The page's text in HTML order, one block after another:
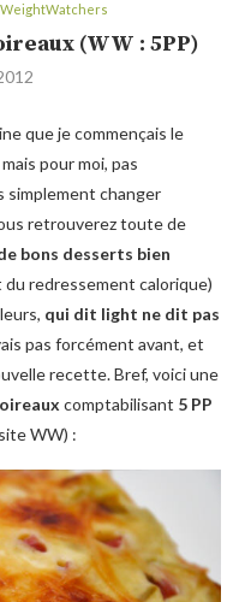
WeightWatchers
(WW : 5PP)
que je commençais le
mais pour moi, pas
simplement changer
retrouverez toute de
bons desserts bien
redressement calorique)
qui dit light ne dit pas
pas forcément avant, et
recette. Bref, voici une
comptabilisant 5 PP
WW) :